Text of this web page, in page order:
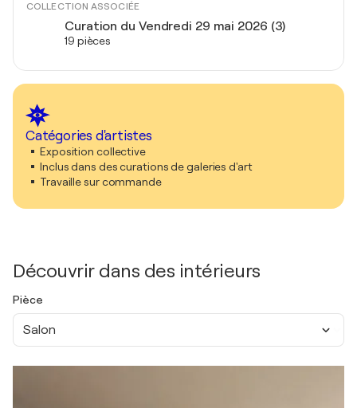
COLLECTION ASSOCIÉE
Curation du Vendredi 29 mai 2026 (3)
19 pièces
Catégories d'artistes
Exposition collective
Inclus dans des curations de galeries d'art
Travaille sur commande
Découvrir dans des intérieurs
Pièce
Salon